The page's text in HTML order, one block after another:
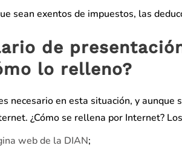
sean exentos de impuestos, las
de
lo relleno?
necesario en esta situación, y
¿Cómo se rellena por Internet?
web de la DIAN;